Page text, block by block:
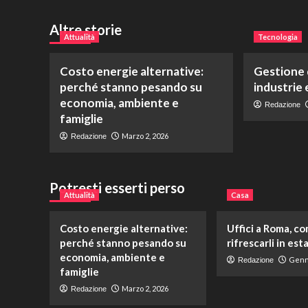
Altre storie
Attualità
Costo energie alternative:
perché stanno pesando su
economia, ambiente e
famiglie
Redazione Marzo 2, 2026
Tecnologia
Gestione
industrie
Redazione
Potresti esserti perso
Attualità
Costo energie alternative:
perché stanno pesando su
economia, ambiente e
famiglie
Redazione Marzo 2, 2026
Casa
Uffici a Roma,
rifrescarli in
Redazione